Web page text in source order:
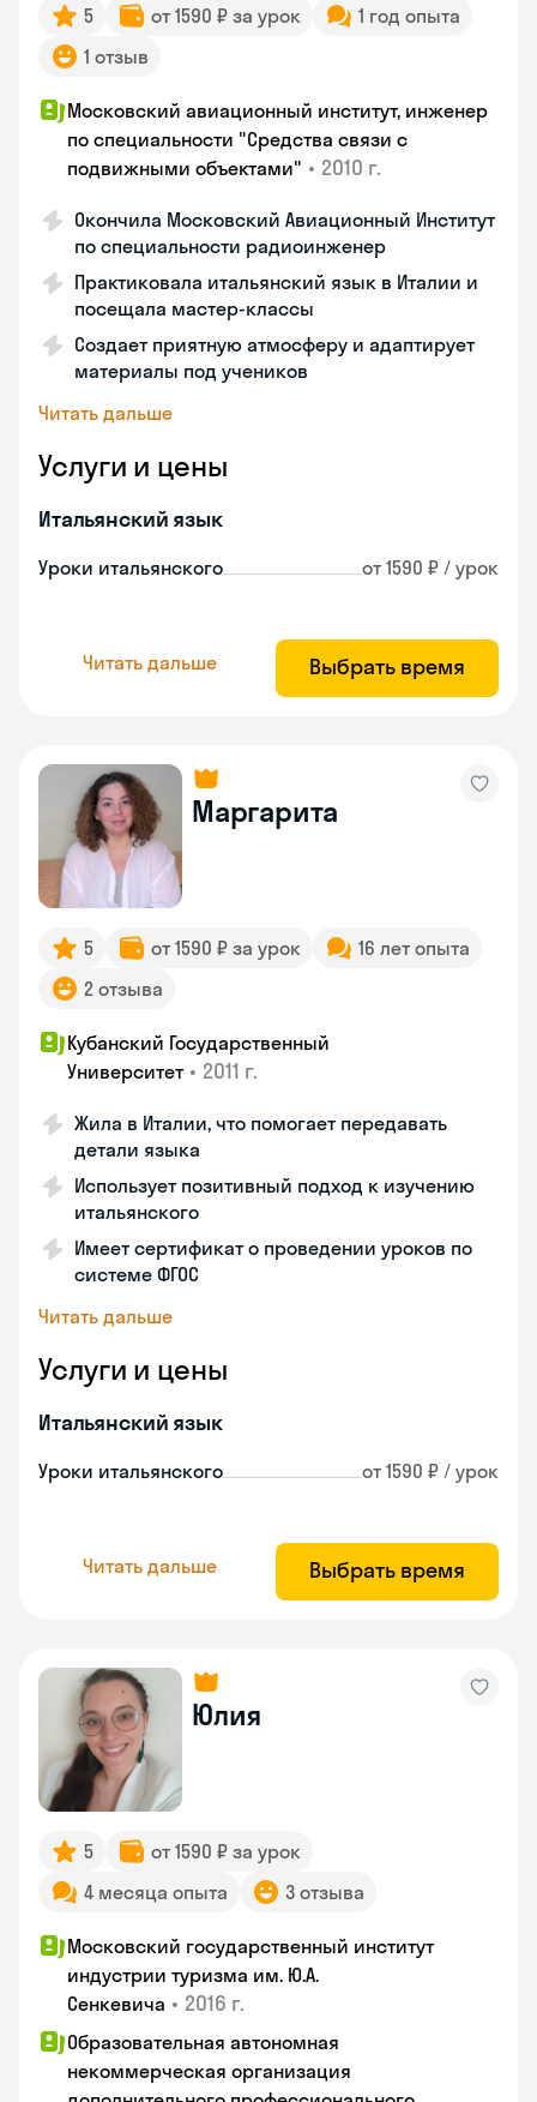
5 от 1590 ₽ за урок
1 год опыта
1 отзыв
Московский авиационный институт, инженер
по специальности "Средства связи с
подвижными объектами" • 2010 г.
Окончила Московский Авиационный Институт
по специальности радиоинженер
Практиковала итальянский язык в Италии и
посещала мастер-классы
Создает приятную атмосферу и адаптирует
материалы под учеников
Читать дальше
Услуги и цены
Итальянский язык
Уроки итальянского от 1590 ₽ / урок
Читать дальше Выбрать время
Маргарита
5 от 1590 ₽ за урок
16 лет опыта
2 отзыва
Кубанский Государственный
Университет • 2011 г.
Жила в Италии, что помогает передавать
детали языка
Использует позитивный подход к изучению
итальянского
Имеет сертификат о проведении уроков по
системе ФГОС
Читать дальше
Услуги и цены
Итальянский язык
Уроки итальянского от 1590 ₽ / урок
Читать дальше Выбрать время
Юлия
5
от 1590 ₽ за урок
4 месяца опыта
3 отзыва
Московский государственный институт
индустрии туризма им. Ю.А.
Сенкевича • 2016 г.
Образовательная автономная
некоммерческая организация